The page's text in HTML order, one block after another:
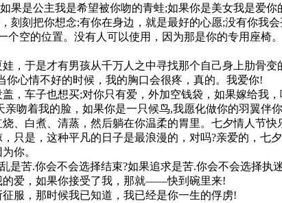
果是公主我是希望被你吻的青蛙;如果你是美女我是爱你
刻刻把你想念;有你在身边，就是最好的心愿;没有你我
空的位置。没有人可以使用，因为那是你的专用座椅。
，于是才有男孩从千万人之中寻找那个自己身上肋骨
你心情不好的时候，我的胸口会很疼，真的。我爱你!
，车子也想买;对你只有爱，外加空钱袋，如果嫁给我，
吻着我的脸，如果你是一只候鸟,我愿化做你的羽翼伴
、白煮、清蒸，然后躺在你温柔的胃里。七夕情人节快
只是，这种平凡的日子是最浪漫的，对吗?亲爱的，七
你。
是苦.你会不会选择结束?如果追求是苦.你会不会选择执
爱，如果你接受了我，那就——快到碗里来!
服，那时候我已知道，我已经是你一生的俘虏!